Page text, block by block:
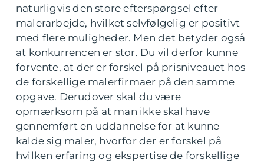
naturligvis den store efterspørgsel efter
malerarbejde, hvilket selvfølgelig er positivt
med flere muligheder. Men det betyder også
at konkurrencen er stor. Du vil derfor kunne
forvente, at der er forskel på prisniveauet hos
de forskellige malerfirmaer på den samme
opgave. Derudover skal du være
opmærksom på at man ikke skal have
gennemført en uddannelse for at kunne
kalde sig maler, hvorfor der er forskel på
hvilken erfaring og ekspertise de forskellige